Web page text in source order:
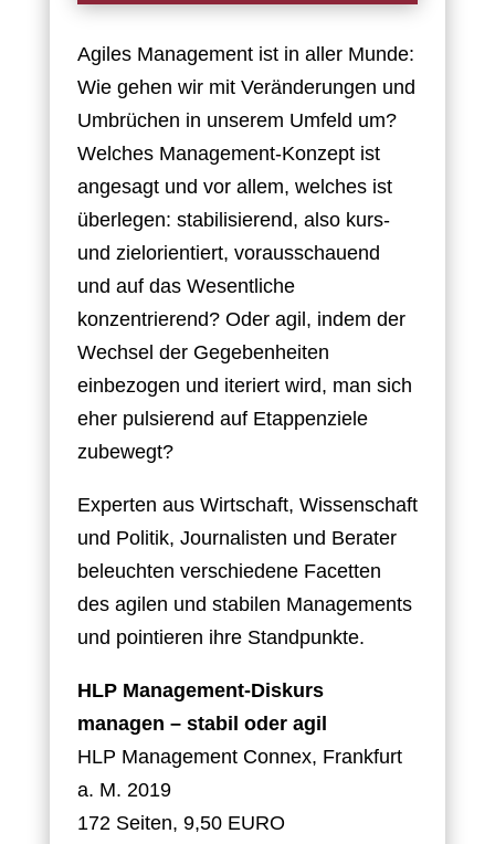
Agiles Management ist in aller Munde:
Wie gehen wir mit Veränderungen und
Umbrüchen in unserem Umfeld um?
Welches Management-Konzept ist
angesagt und vor allem, welches ist
überlegen: stabilisierend, also kurs-
und zielorientiert, vorausschauend
und auf das Wesentliche
konzentrierend? Oder agil, indem der
Wechsel der Gegebenheiten
einbezogen und iteriert wird, man sich
eher pulsierend auf Etappenziele
zubewegt?
Experten aus Wirtschaft, Wissenschaft
und Politik, Journalisten und Berater
beleuchten verschiedene Facetten
des agilen und stabilen Managements
und pointieren ihre Standpunkte.
HLP Management-Diskurs
managen – stabil oder agil
HLP Management Connex, Frankfurt
a. M. 2019
172 Seiten, 9,50 EURO